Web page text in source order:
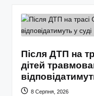
Після ДТП на
дітей
8 Серпня, 2026